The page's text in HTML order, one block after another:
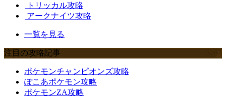
トリッカル攻略
アークナイツ攻略
一覧を見る
注目の攻略記事
ポケモンチャンピオンズ攻略
ぽこあポケモン攻略
ポケモンZA攻略